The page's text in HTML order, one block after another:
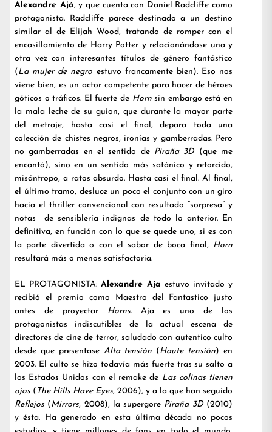
Alexandre Ajá, y que cuenta con Daniel Radcliffe como
protagonista. Radcliffe parece destinado a un destino
similar al de Elijah Wood, tratando de romper con el
encasillamiento de Harry Potter y relacionándose una y
otra vez con interesantes títulos de género fantástico
( La mujer de negro estuvo francamente bien). Eso nos
viene bien, es un actor competente para hacer de héroes
góticos o tráficos. El fuerte de Hornsin embargo está en
la mala leche de su guion, que durante la mayor parte
del metraje, hasta casi el final, depara toda una
colección de chistes negros, ironías y gamberradas. Pero
no gamberradas en el sentido de Piraña 3D(que me
encantó), sino en un sentido más satánico y retorcido,
misántropo, a ratos absurdo. Hasta casi el final. Al final,
el último tramo, desluce un poco el conjunto con un giro
hacia el thriller convencional con resultado “sorpresa” y
notas de sensiblería indignas de todo lo anterior. En
definitiva, en función con lo que se quede uno, si es con
la parte divertida o con el sabor de boca final, Horn
resultará más o menos satisfactoria.
EL PROTAGONISTA: Alexandre Ajaestuvo invitado y
recibió el premio como Maestro del Fantastico justo
antes de proyectar Horns. Aja es uno de los
protagonistas indiscutibles de la actual escena de
directores de cine de terror, saludado con autentico culto
desde que presentase Alta tensión ( Haute tensión) en
2003. El culto se hizo todavía más fuerte tras su salto a
los Estados Unidos con el remake de Las colinas tienen
ojos ( The Hills Have Eyes, 2006), y a la que han seguido
Reflejos ( Mirrors, 2008), la supergore Piraña 3D(2010)
y ésta. Ha generado en esta última década no pocos